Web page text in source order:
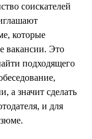
соискателей
которые
вакансии. Это
подходящего
а значит сделать
и для